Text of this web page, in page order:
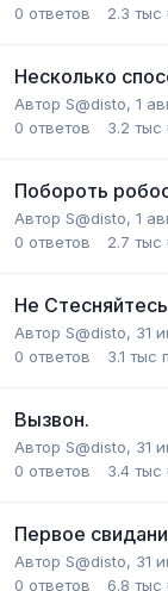
0 ответов 2.3 тыс
Несколько
Автор S@disto, 1
0 ответов 3.2 тыс
Побороть
Автор S@disto, 1
0 ответов 2.7 тыс
Не
Автор S@disto, 31
0 ответов 3.1 тыс
Вызвон.
Автор S@disto, 31
0 ответов 3.4 тыс
Первое
Автор S@disto, 31
0 ответов 6.8 тыс